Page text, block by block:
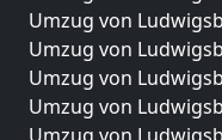
Umzug von
Umzug von
Umzug von
Umzug von
Umzug von